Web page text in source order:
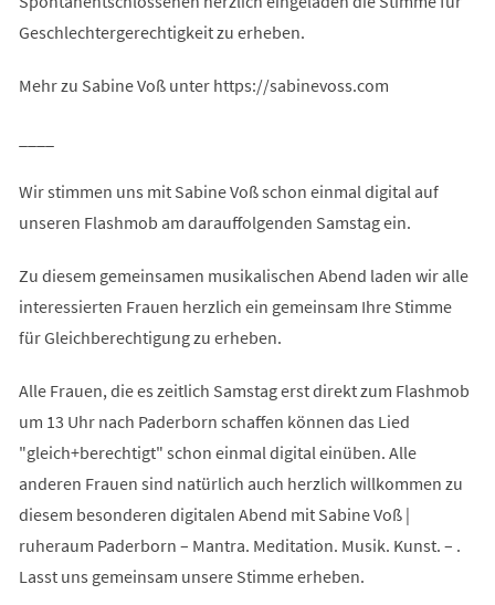
Geschlechtergerechtigkeit zu erheben.
Mehr zu Sabine Voß unter https://sabinevoss.com
Wir stimmen uns mit Sabine Voß schon einmal digital auf
unseren Flashmob am darauffolgenden Samstag ein.
Zu diesem gemeinsamen musikalischen Abend laden wir alle
interessierten Frauen herzlich ein gemeinsam Ihre Stimme
für Gleichberechtigung zu erheben.
Alle Frauen, die es zeitlich Samstag erst direkt zum Flashmob
um 13 Uhr nach Paderborn schaffen können das Lied
"gleich+berechtigt" schon einmal digital einüben. Alle
anderen Frauen sind natürlich auch herzlich willkommen zu
diesem besonderen digitalen Abend mit Sabine Voß |
ruheraum Paderborn – Mantra. Meditation. Musik. Kunst. – .
Lasst uns gemeinsam unsere Stimme erheben.